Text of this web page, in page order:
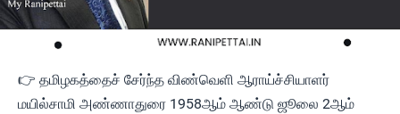
👉 தமிழகத்தைச் சேர்ந்த விண்வெளி ஆராய்ச்சியாளர்
மயில்சாமி அண்ணாதுரை 1958ஆம் ஆண்டு ஜூலை 2ஆம்